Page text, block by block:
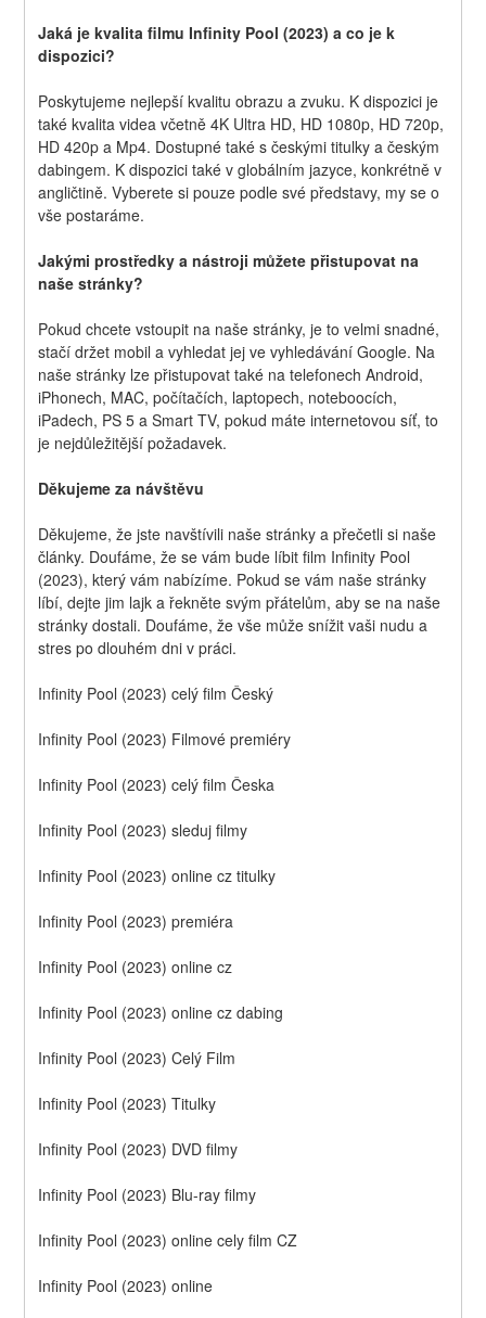
Jaká je kvalita filmu Infinity Pool (2023) a co je k
dispozici?
Poskytujeme nejlepší kvalitu obrazu a zvuku. K dispozici je
také kvalita videa včetně 4K Ultra HD, HD 1080p, HD 720p,
HD 420p a Mp4. Dostupné také s českými titulky a českým
dabingem. K dispozici také v globálním jazyce, konkrétně v
angličtině. Vyberete si pouze podle své představy, my se o
vše postaráme.
Jakými prostředky a nástroji můžete přistupovat na
naše stránky?
Pokud chcete vstoupit na naše stránky, je to velmi snadné,
stačí držet mobil a vyhledat jej ve vyhledávání Google. Na
naše stránky lze přistupovat také na telefonech Android,
iPhonech, MAC, počítačích, laptopech, noteboocích,
iPadech, PS 5 a Smart TV, pokud máte internetovou síť, to
je nejdůležitější požadavek.
Děkujeme za návštěvu
Děkujeme, že jste navštívili naše stránky a přečetli si naše
články. Doufáme, že se vám bude líbit film Infinity Pool
(2023), který vám nabízíme. Pokud se vám naše stránky
líbí, dejte jim lajk a řekněte svým přátelům, aby se na naše
stránky dostali. Doufáme, že vše může snížit vaši nudu a
stres po dlouhém dni v práci.
Infinity Pool (2023) celý film Český
Infinity Pool (2023) Filmové premiéry
Infinity Pool (2023) celý film Česka
Infinity Pool (2023) sleduj filmy
Infinity Pool (2023) online cz titulky
Infinity Pool (2023) premiéra
Infinity Pool (2023) online cz
Infinity Pool (2023) online cz dabing
Infinity Pool (2023) Celý Film
Infinity Pool (2023) Titulky
Infinity Pool (2023) DVD filmy
Infinity Pool (2023) Blu-ray filmy
Infinity Pool (2023) online cely film CZ
Infinity Pool (2023) online